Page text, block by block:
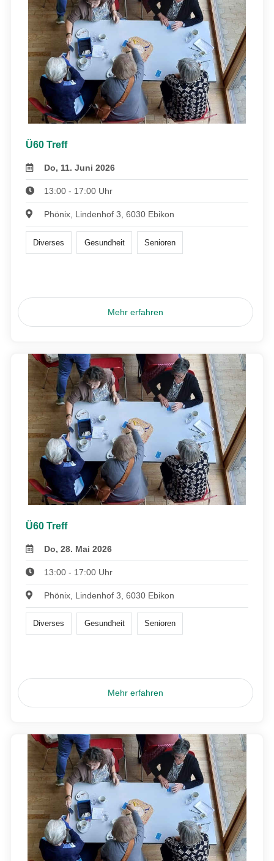
Ü60 Treff
Do, 11. Juni 2026
13:00 - 17:00 Uhr
Phönix, Lindenhof 3, 6030 Ebikon
Diverses Gesundheit Senioren
Mehr erfahren
Ü60 Treff
Do, 28. Mai 2026
13:00 - 17:00 Uhr
Phönix, Lindenhof 3, 6030 Ebikon
Diverses Gesundheit Senioren
Mehr erfahren